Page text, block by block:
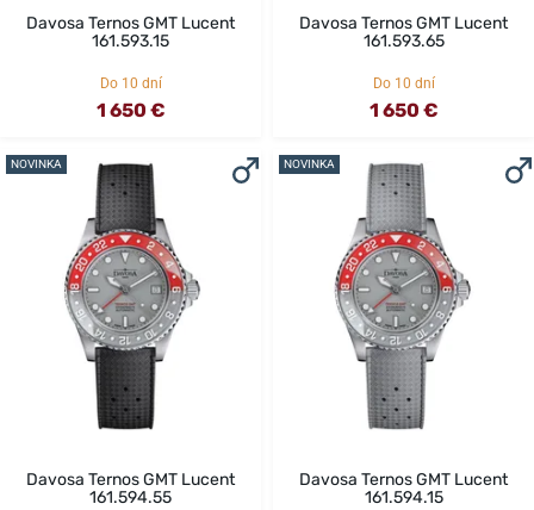
Davosa Ternos GMT Lucent
161.593.15
Do 10 dní
1 650 €
Davosa Ternos GMT Lucent
161.593.65
Do 10 dní
1 650 €
NOVINKA
Davosa Ternos GMT Lucent
161.594.55
NOVINKA
Davosa Ternos GMT Lucent
161.594.15